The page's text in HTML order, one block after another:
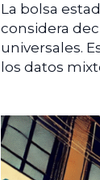
La bolsa
considera
universales.
los datos